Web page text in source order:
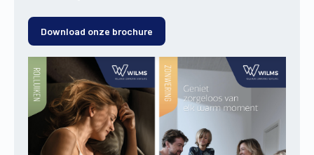
Download onze brochure